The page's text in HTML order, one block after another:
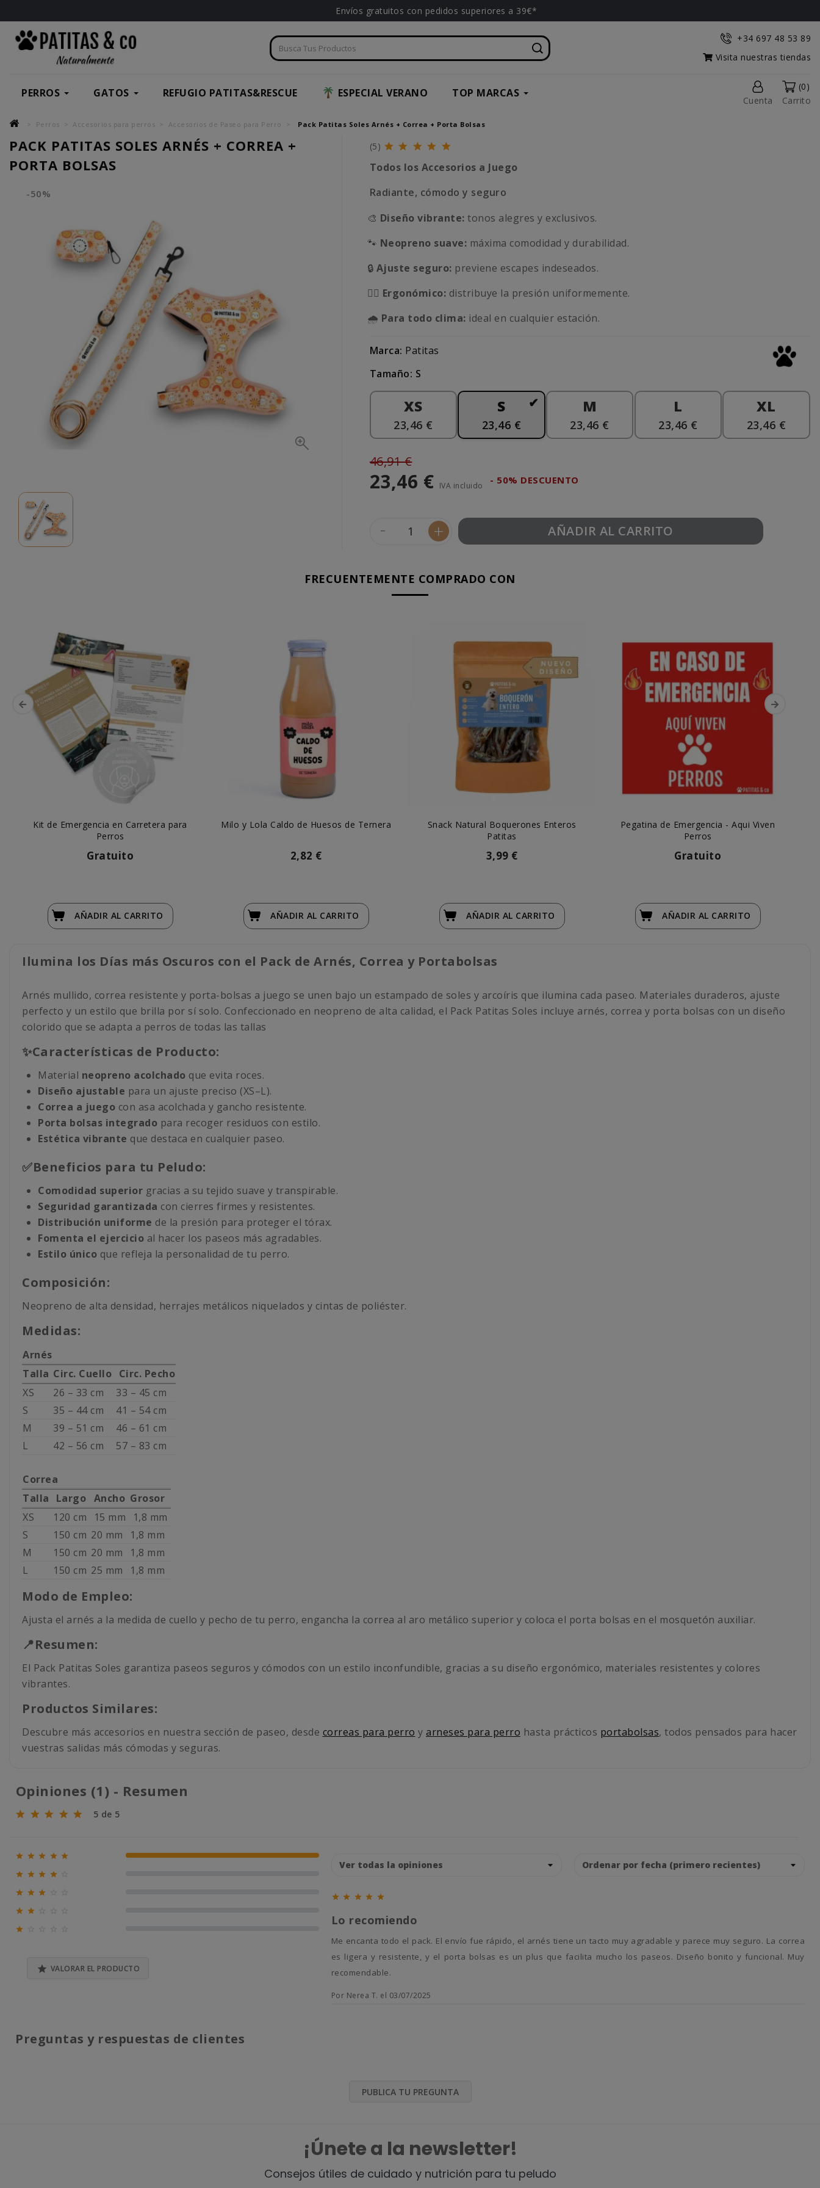
Envíos gratuitos con pedidos superiores a 39€*
+34 697 48 53 89
Visita nuestras tiendas
PERROS GATOS REFUGIO PATITAS&RESCUE ESPECIAL VERANO TOP MARCAS
Cuenta
(0)
Carrito
Perros Accesorios para perros Accesorios de Paseo para Perro Pack Patitas Soles Arnés + Correa + Porta Bolsas
PACK PATITAS SOLES ARNÉS + CORREA +
PORTA BOLSAS
-50%
(5)
Todos los Accesorios a Juego
Radiante, cómodo y seguro
🎨 Diseño vibrante: tonos alegres y exclusivos.
🐾 Neopreno suave: máxima comodidad y durabilidad.
🔒 Ajuste seguro: previene escapes indeseados.
🤸‍♂️ Ergonómico: distribuye la presión uniformemente.
🌧 Para todo clima: ideal en cualquier estación.
Marca: Patitas
Tamaño: S
XS
23,46 €
S
23,46 €
M
23,46 €
L
23,46 €
XL
23,46 €
46,91 €
23,46 € IVA incluido - 50% DESCUENTO
- + AÑADIR AL CARRITO
FRECUENTEMENTE COMPRADO CON
Kit de Emergencia en Carretera para
Perros
Gratuito
AÑADIR AL CARRITO
Milo y Lola Caldo de Huesos de Ternera
2,82 €
AÑADIR AL CARRITO
Snack Natural Boquerones Enteros
Patitas
3,99 €
AÑADIR AL CARRITO
Pegatina de Emergencia - Aqui Viven
Perros
Gratuito
AÑADIR AL CARRITO
Ilumina los Días más Oscuros con el Pack de Arnés, Correa y Portabolsas
Arnés mullido, correa resistente y porta-bolsas a juego se unen bajo un estampado de soles y arcoíris que ilumina cada paseo. Materiales duraderos, ajuste
perfecto y un estilo que brilla por sí solo. Confeccionado en neopreno de alta calidad, el Pack Patitas Soles incluye arnés, correa y porta bolsas con un diseño
colorido que se adapta a perros de todas las tallas
✨Características de Producto:
Material neopreno acolchado que evita roces.
Diseño ajustable para un ajuste preciso (XS–L).
Correa a juego con asa acolchada y gancho resistente.
Porta bolsas integrado para recoger residuos con estilo.
Estética vibrante que destaca en cualquier paseo.
✅Beneficios para tu Peludo:
Comodidad superior gracias a su tejido suave y transpirable.
Seguridad garantizada con cierres firmes y resistentes.
Distribución uniforme de la presión para proteger el tórax.
Fomenta el ejercicio al hacer los paseos más agradables.
Estilo único que refleja la personalidad de tu perro.
Composición:
Neopreno de alta densidad, herrajes metálicos niquelados y cintas de poliéster.
Medidas:
Arnés
Talla Circ. Cuello Circ. Pecho
XS
26 – 33 cm
33 – 45 cm
S
35 – 44 cm
41 – 54 cm
M
39 – 51 cm
46 – 61 cm
L
42 – 56 cm 57 – 83 cm
Correa
Talla
Largo Ancho Grosor
XS
120 cm 15 mm
1,8 mm
S
150 cm 20 mm
1,8 mm
M
150 cm 20 mm
1,8 mm
L
150 cm 25 mm 1,8 mm
Modo de Empleo:
Ajusta el arnés a la medida de cuello y pecho de tu perro, engancha la correa al aro metálico superior y coloca el porta bolsas en el mosquetón auxiliar.
📍Resumen:
El Pack Patitas Soles garantiza paseos seguros y cómodos con un estilo inconfundible, gracias a su diseño ergonómico, materiales resistentes y colores
vibrantes.
Productos Similares:
Descubre más accesorios en nuestra sección de paseo, desde correas para perro y arneses para perro hasta prácticos portabolsas, todos pensados para hacer
vuestras salidas más cómodas y seguras.
Opiniones (1) - Resumen
5 de 5
     100% (1)
   
  
 

 VALORAR EL PRODUCTO
    
Lo recomiendo
Me encanta todo el pack. El envío fue rápido, el arnés tiene un tacto muy agradable y parece muy seguro. La correa
es ligera y resistente, y el porta bolsas es un plus que facilita mucho los paseos. Diseño bonito y funcional. Muy
recomendable.
Por Nerea T. el 03/07/2025
Preguntas y respuestas de clientes
PUBLICA TU PREGUNTA
¡Únete a la newsletter!
Consejos útiles de cuidado y nutrición para tu peludo